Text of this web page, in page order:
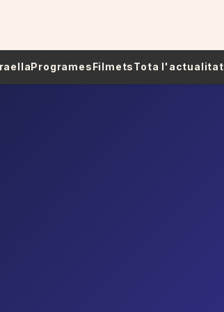
ProgramesFilmetsTota l'actualitat